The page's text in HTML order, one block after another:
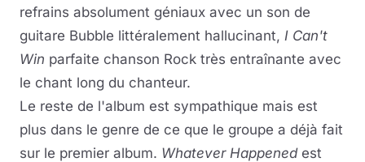
refrains absolument géniaux avec un son de
guitare Bubble littéralement hallucinant, I Can't
Win parfaite chanson Rock très entraînante avec
le chant long du chanteur.
Le reste de l'album est sympathique mais est
plus dans le genre de ce que le groupe a déjà fait
sur le premier album. Whatever Happenedest